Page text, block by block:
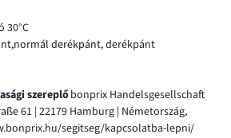
30°C
derékpánt, derékpánt
szereplőbonprix Handelsgesellschaft
61 | 22179 Hamburg | Németország,
segitseg/kapcsolatba-lepni/